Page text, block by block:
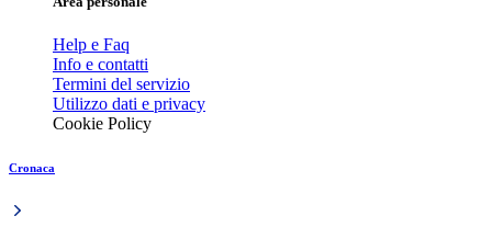
Help e Faq
Info e contatti
Termini del servizio
Utilizzo dati e privacy
Cookie Policy
Cronaca